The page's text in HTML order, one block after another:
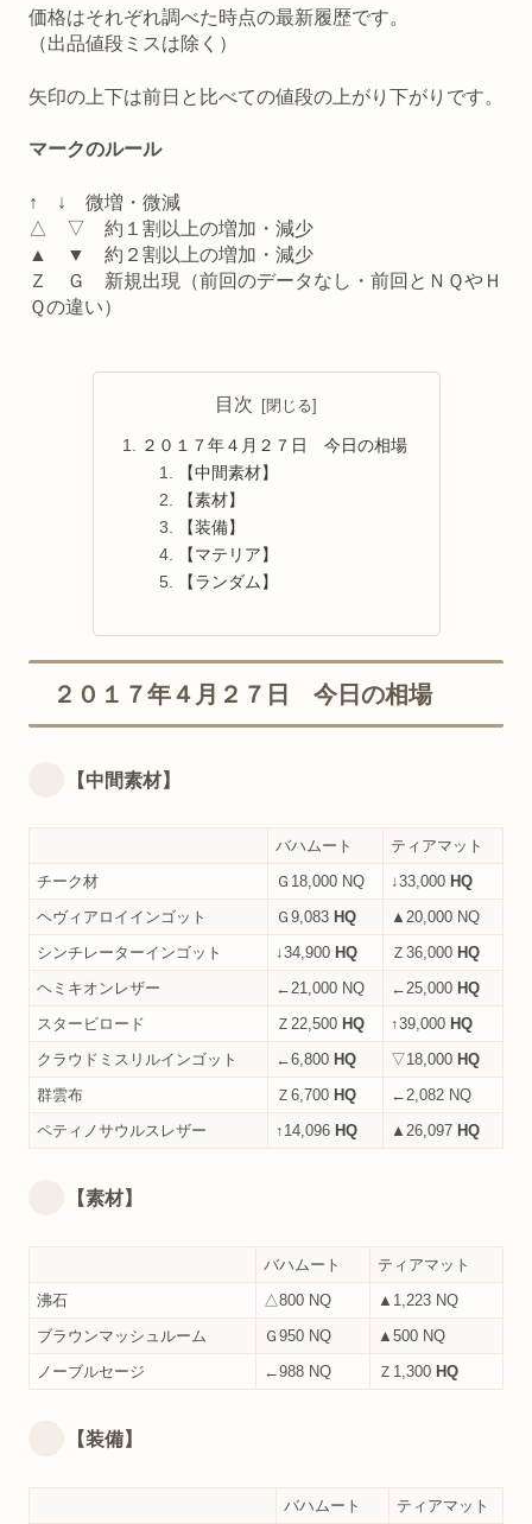
価格はそれぞれ調べた時点の最新履歴です。
（出品値段ミスは除く）
矢印の上下は前日と比べての値段の上がり下がりです。
マークのルール
↑ ↓ 微増・微減
△ ▽ 約１割以上の増加・減少
▲ ▼ 約２割以上の増加・減少
Ｚ Ｇ 新規出現（前回のデータなし・前回とＮＱやＨ
Ｑの違い）
目次
２０１７年４月２７日 今日の相場
【中間素材】
【素材】
【装備】
【マテリア】
【ランダム】
２０１７年４月２７日 今日の相場
【中間素材】
バハムート
ティアマット
チーク材
Ｇ18,000 NQ ↓33,000 HQ
ヘヴィアロイインゴット
Ｇ9,083 HQ
▲20,000 NQ
シンチレーターインゴット
↓34,900 HQ Ｚ36,000 HQ
ヘミキオンレザー
←21,000 NQ ←25,000 HQ
スタービロード
Ｚ22,500 HQ ↑39,000 HQ
クラウドミスリルインゴット
←6,800 HQ ▽18,000 HQ
群雲布
Ｚ6,700 HQ
←2,082 NQ
ペティノサウルスレザー
↑14,096 HQ ▲26,097 HQ
【素材】
バハムート
ティアマット
沸石
△800 NQ
▲1,223 NQ
ブラウンマッシュルーム
Ｇ950 NQ
▲500 NQ
ノーブルセージ
←988 NQ Ｚ1,300 HQ
【装備】
バハムート ティアマット